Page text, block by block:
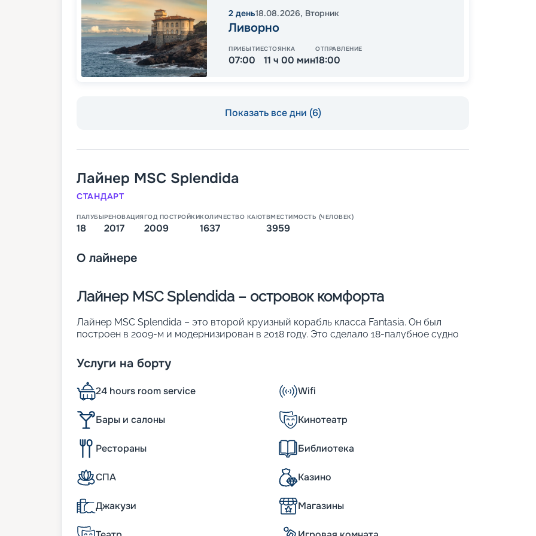
2 день18.08.2026, Вторник
Ливорно
ПРИБЫТИЕ
07:00
СТОЯНКА
11 ч 00 мин
ОТПРАВЛЕНИЕ
18:00
Показать все дни (6)
Лайнер MSC Splendida
СТАНДАРТ
ПАЛУБЫ
18
РЕНОВАЦИЯ
2017
ГОД ПОСТРОЙКИ
2009
КОЛИЧЕСТВО КАЮТ
1637
ВМЕСТИМОСТЬ (ЧЕЛОВЕК)
3959
О лайнере
Лайнер MSC Splendida – островок комфорта
Лайнер MSC Splendida – это второй круизный корабль класса Fantasia. Он был
построен в 2009-м и модернизирован в 2018 году. Это сделало 18-палубное судно
• ширина – 38 м;
• длина – 333 м;
• водоизмещение – 133,5 тыс. т;
• осадка – 8,3 м;
• вместимость – 3 959 человек.
К услугам пассажиров
18 палуб гигантского судна вмещают 1637 кают, рассчитанных на 3959 человек.
Каюты различны по категориям, но в каждой есть все необходимое для
них оснащено балконами. Внутренняя отделка поражает своей изысканностью и
стоимостью, как например, стеклянные лестницы, украшенные кристаллами
Сваровски.
Услуги на борту
24 hours room service Wifi
Бары и салоны Кинотеатр
Рестораны Библиотека
СПА Казино
Джакузи Магазины